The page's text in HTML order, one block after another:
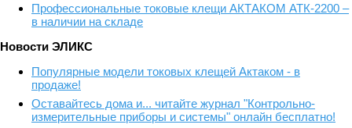
Профессиональные токовые клещи АКТАКОМ АТК-2200 –
в наличии на складе
Новости ЭЛИКС
Популярные модели токовых клещей Актаком - в
продаже!
Оставайтесь дома и... читайте журнал "Контрольно-
измерительные приборы и системы" онлайн бесплатно!